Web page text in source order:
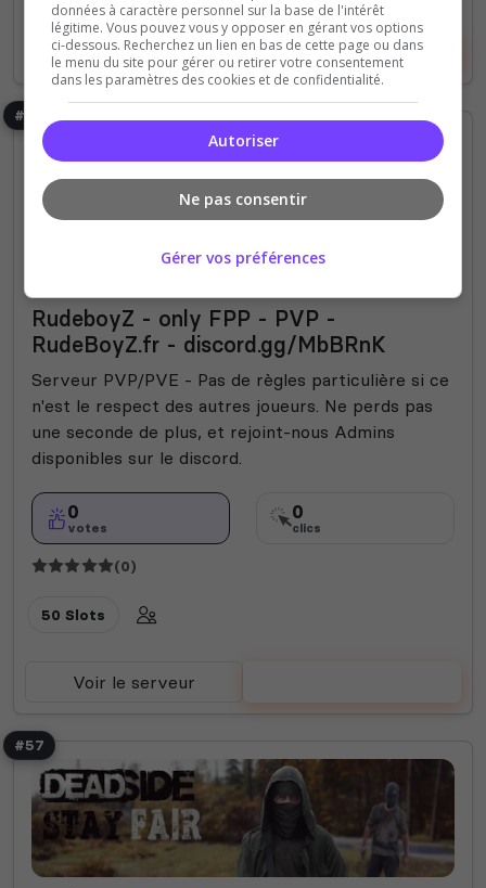
Voir le serveur Voter
#56
RudeboyZ - only FPP - PVP -
RudeBoyZ.fr - discord.gg/MbBRnK
Serveur PVP/PVE - Pas de règles particulière si ce
n'est le respect des autres joueurs. Ne perds pas
une seconde de plus, et rejoint-nous Admins
disponibles sur le discord.
0
votes
0
clics
(0)
50 Slots
Voir le serveur
#57
données à caractère personnel sur la base de l'intérêt
légitime. Vous pouvez vous y opposer en gérant vos options
ci-dessous. Recherchez un lien en bas de cette page ou dans
le menu du site pour gérer ou retirer votre consentement
dans les paramètres des cookies et de confidentialité.
Autoriser
Ne pas consentir
Gérer vos préférences